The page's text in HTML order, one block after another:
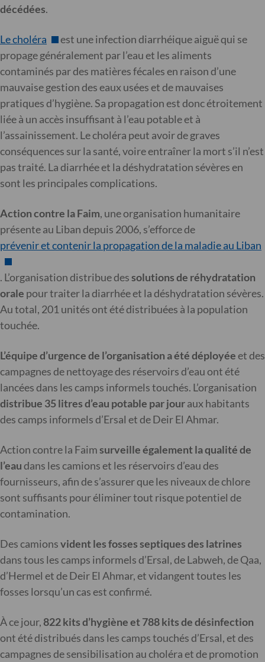
décédées.
Le choléra
est une infection diarrhéique aiguë qui se
propage généralement par l’eau et les aliments
contaminés par des matières fécales en raison d’une
mauvaise gestion des eaux usées et de mauvaises
pratiques d’hygiène. Sa propagation est donc étroitement
liée à un accès insuffisant à l’eau potable et à
l’assainissement. Le choléra peut avoir de graves
conséquences sur la santé, voire entraîner la mort s’il n’est
pas traité. La diarrhée et la déshydratation sévères en
sont les principales complications.
Action contre la Faim, une organisation humanitaire
présente au Liban depuis 2006, s’efforce de
prévenir et contenir la propagation de la maladie au Liban
. L’organisation distribue dessolutions de réhydratation
orale pour traiter la diarrhée et la déshydratation sévères.
Au total, 201 unités ont été distribuées à la population
touchée.
L’équipe d’urgence de l’organisation a été déployéeet des
campagnes de nettoyage des réservoirs d’eau ont été
lancées dans les camps informels touchés. L’organisation
distribue 35 litres d’eau potable par jouraux habitants
des camps informels d’Ersal et de Deir El Ahmar.
Action contre la Faimsurveille également la qualité de
l’eaudans les camions et les réservoirs d’eau des
fournisseurs, afin de s’assurer que les niveaux de chlore
sont suffisants pour éliminer tout risque potentiel de
contamination.
Des camionsvident les fosses septiques des latrines
dans tous les camps informels d’Ersal, de Labweh, de Qaa,
d’Hermel et de Deir El Ahmar, et vidangent toutes les
fosses lorsqu’un cas est confirmé.
À ce jour, 822 kits d’hygiène et 788 kits de désinfection
ont été distribués dans les camps touchés d’Ersal, et des
campagnes de sensibilisation au choléra et de promotion